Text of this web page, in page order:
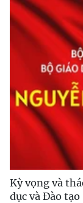
Kỳ vọng và
dục và Đào tạo